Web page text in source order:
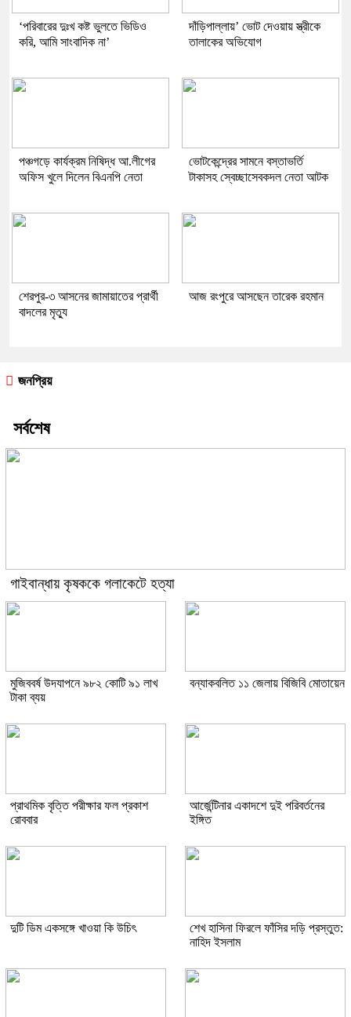
‘পরিবারের দুঃখ কষ্ট ভুলতে ভিডিও
করি, আমি সাংবাদিক না’
দাঁড়িপাল্লায়’ ভোট দেওয়ায় স্ত্রীকে
তালাকের অভিযোগ
পঞ্চগড়ে কার্যক্রম নিষিদ্ধ আ.লীগের
অফিস খুলে দিলেন বিএনপি নেতা
ভোটকেন্দ্রের সামনে বস্তাভর্তি
টাকাসহ স্বেচ্ছাসেবকদল নেতা আটক
শেরপুর-৩ আসনের জামায়াতের প্রার্থী
বাদলের মৃত্যু
আজ রংপুরে আসছেন তারেক রহমান
জনপ্রিয়
সর্বশেষ
গাইবান্ধায় কৃষককে গলাকেটে হত্যা
মুজিববর্ষ উদযাপনে ৯৮২ কোটি ৯১ লাখ
টাকা ব্যয়
বন্যাকবলিত ১১ জেলায় বিজিবি মোতায়েন
প্রাথমিক বৃত্তি পরীক্ষার ফল প্রকাশ
রোববার
আর্জেন্টিনার একাদশে দুই পরিবর্তনের
ইঙ্গিত
দুটি ডিম একসঙ্গে খাওয়া কি উচিৎ
শেখ হাসিনা ফিরলে ফাঁসির দড়ি প্রস্তুত:
নাহিদ ইসলাম